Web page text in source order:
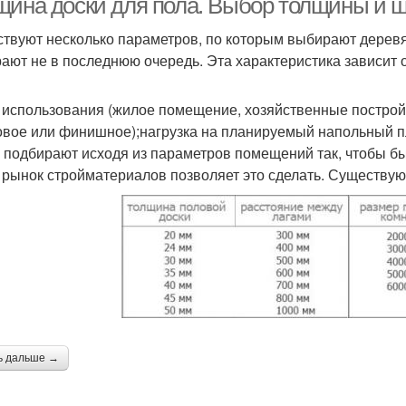
доски для пола. Выбор толщины и
несколько параметров, по которым выбирают
не в последнюю очередь. Эта характеристика
(жилое помещение, хозяйственные
или финишное);нагрузка на планируемый напольный
исходя из параметров помещений так, чтобы
стройматериалов позволяет это сделать.
дальше →